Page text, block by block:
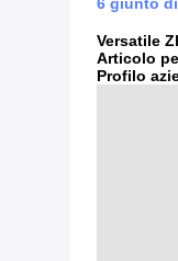
Versatile
Articolo
Profilo